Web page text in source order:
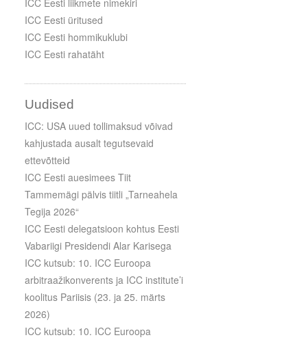
ICC Eesti liikmete nimekiri
ICC Eesti üritused
ICC Eesti hommikuklubi
ICC Eesti rahatäht
Uudised
ICC: USA uued tollimaksud võivad
kahjustada ausalt tegutsevaid
ettevõtteid
ICC Eesti auesimees Tiit
Tammemägi pälvis tiitli „Tarneahela
Tegija 2026“
ICC Eesti delegatsioon kohtus Eesti
Vabariigi Presidendi Alar Karisega
ICC kutsub: 10. ICC Euroopa
arbitraažikonverents ja ICC institute’i
koolitus Pariisis (23. ja 25. märts
2026)
ICC kutsub: 10. ICC Euroopa